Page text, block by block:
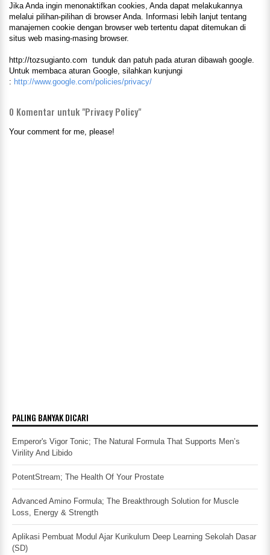
Jika Anda ingin menonaktifkan cookies, Anda dapat melakukannya
melalui pilihan-pilihan di browser Anda. Informasi lebih lanjut tentang
manajemen cookie dengan browser web tertentu dapat ditemukan di
situs web masing-masing browser.
http://tozsugianto.com tunduk dan patuh pada aturan dibawah google.
Untuk membaca aturan Google, silahkan kunjungi
: http://www.google.com/policies/privacy/
0 Komentar untuk "Privacy Policy"
Your comment for me, please!
PALING BANYAK DICARI
Emperor's Vigor Tonic; The Natural Formula That Supports Men’s
Virility And Libido
PotentStream; The Health Of Your Prostate
Advanced Amino Formula; The Breakthrough Solution for Muscle
Loss, Energy & Strength
Aplikasi Pembuat Modul Ajar Kurikulum Deep Learning Sekolah Dasar
(SD)